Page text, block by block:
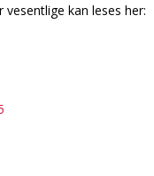
kan leses her: